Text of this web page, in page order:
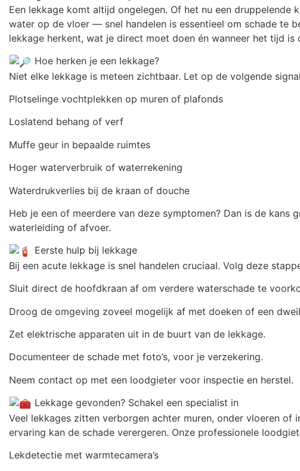
Een lekkage komt altijd ongelegen. Of het nu een
water op de vloer — snel handelen is essentieel om schade te
lekkage herkent, wat je direct moet doen én wanneer het tijd is
Hoe herken je een lekkage?
Niet elke lekkage is meteen zichtbaar. Let op de volgende
Plotselinge vochtplekken op muren of plafonds
Loslatend behang of verf
Muffe geur in bepaalde ruimtes
Hoger waterverbruik of waterrekening
Waterdrukverlies bij de kraan of douche
Heb je een of meerdere van deze symptomen? Dan is de
waterleiding of afvoer.
Eerste hulp bij lekkage
Bij een acute lekkage is snel handelen cruciaal. Volg deze
Sluit direct de hoofdkraan af om verdere waterschade te
Droog de omgeving zoveel mogelijk af met doeken of een
Zet elektrische apparaten uit in de buurt van de lekkage.
Documenteer de schade met foto’s, voor je verzekering.
Neem contact op met een loodgieter voor inspectie en herstel.
Lekkage gevonden? Schakel een specialist in
Veel lekkages zitten verborgen achter muren, onder vloeren of
ervaring kan de schade verergeren. Onze professionele
Lekdetectie met warmtecamera’s